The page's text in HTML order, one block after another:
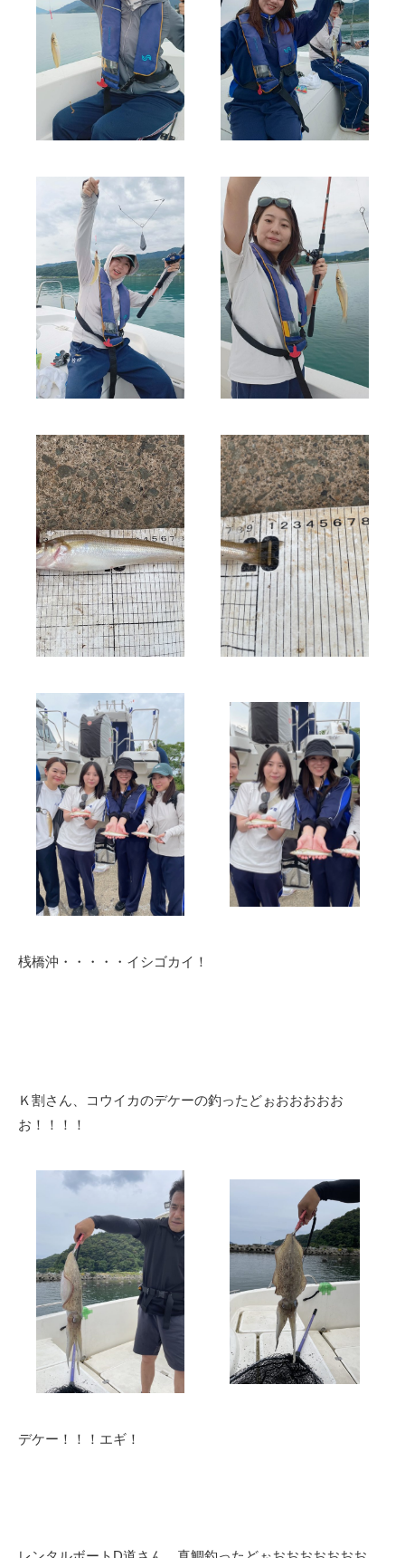
桟橋沖・・・・・イシゴカイ！
Ｋ割さん、コウイカのデケーの釣ったどぉおおおおお
お！！！！
デケー！！！エギ！